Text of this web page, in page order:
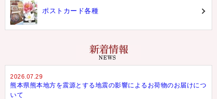
ポストカード各種
2026.07.29
熊本県熊本地方を震源とする地震の影響によるお荷物のお届けにつ
いて